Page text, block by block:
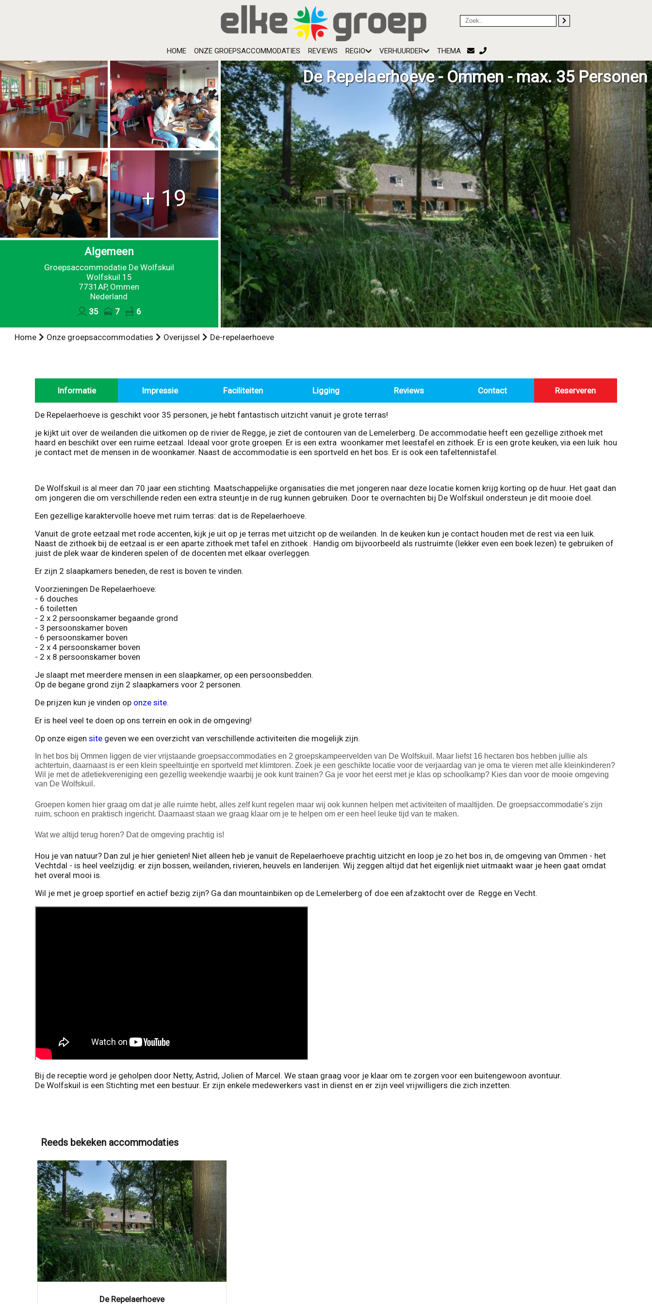
HOME ONZE GROEPSACCOMMODATIES REVIEWS REGIO VERHUURDER THEMA
De Repelaerhoeve - Ommen - max. 35 Personen
+ 19
Algemeen
Groepsaccommodatie De Wolfskuil
Wolfskuil 15
7731AP, Ommen
Nederland
35
7 6
Home Onze groepsaccommodaties Overijssel De-repelaerhoeve
Informatie Impressie Faciliteiten Ligging Reviews Contact Reserveren
De Repelaerhoeve is geschikt voor 35 personen, je hebt fantastisch uitzicht vanuit je grote terras!
je kijkt uit over de weilanden die uitkomen op de rivier de Regge, je ziet de contouren van de Lemelerberg. De accommodatie heeft een gezellige zithoek met
haard en beschikt over een ruime eetzaal. Ideaal voor grote groepen. Er is een extra woonkamer met leestafel en zithoek. Er is een grote keuken, via een luik hou
je contact met de mensen in de woonkamer. Naast de accommodatie is een sportveld en het bos. Er is ook een tafeltennistafel.
De Wolfskuil is al meer dan 70 jaar een stichting. Maatschappelijke organisaties die met jongeren naar deze locatie komen krijg korting op de huur. Het gaat dan
om jongeren die om verschillende reden een extra steuntje in de rug kunnen gebruiken. Door te overnachten bij De Wolfskuil ondersteun je dit mooie doel.
Een gezellige karaktervolle hoeve met ruim terras: dat is de Repelaerhoeve.
Vanuit de grote eetzaal met rode accenten, kijk je uit op je terras met uitzicht op de weilanden. In de keuken kun je contact houden met de rest via een luik.
Naast de zithoek bij de eetzaal is er een aparte zithoek met tafel en zithoek . Handig om bijvoorbeeld als rustruimte (lekker even een boek lezen) te gebruiken of
juist de plek waar de kinderen spelen of de docenten met elkaar overleggen.
Er zijn 2 slaapkamers beneden, de rest is boven te vinden.
Voorzieningen De Repelaerhoeve:
- 6 douches
- 6 toiletten
- 2 x 2 persoonskamer begaande grond
- 3 persoonskamer boven
- 6 persoonskamer boven
- 2 x 4 persoonskamer boven
- 2 x 8 persoonskamer boven
Je slaapt met meerdere mensen in een slaapkamer, op een persoonsbedden.
Op de begane grond zijn 2 slaapkamers voor 2 personen.
De prijzen kun je vinden op onze site.
Er is heel veel te doen op ons terrein en ook in de omgeving!
Op onze eigen site geven we een overzicht van verschillende activiteiten die mogelijk zijn.
In het bos bij Ommen liggen de vier vrijstaande groepsaccommodaties en 2 groepskampeervelden van De Wolfskuil. Maar liefst 16 hectaren bos hebben jullie als
achtertuin, daarnaast is er een klein speeltuintje en sportveld met klimtoren. Zoek je een geschikte locatie voor de verjaardag van je oma te vieren met alle kleinkinderen?
Wil je met de atletiekvereniging een gezellig weekendje waarbij je ook kunt trainen? Ga je voor het eerst met je klas op schoolkamp? Kies dan voor de mooie omgeving
van De Wolfskuil.
Groepen komen hier graag om dat je alle ruimte hebt, alles zelf kunt regelen maar wij ook kunnen helpen met activiteiten of maaltijden. De groepsaccommodatie's zijn
ruim, schoon en praktisch ingericht. Daarnaast staan we graag klaar om je te helpen om er een heel leuke tijd van te maken.
Wat we altijd terug horen? Dat de omgeving prachtig is!
Hou je van natuur? Dan zul je hier genieten! Niet alleen heb je vanuit de Repelaerhoeve prachtig uitzicht en loop je zo het bos in, de omgeving van Ommen - het
Vechtdal - is heel veelzijdig: er zijn bossen, weilanden, rivieren, heuvels en landerijen. Wij zeggen altijd dat het eigenlijk niet uitmaakt waar je heen gaat omdat
het overal mooi is.
Wil je met je groep sportief en actief bezig zijn? Ga dan mountainbiken op de Lemelerberg of doe een afzaktocht over de Regge en Vecht.
Bij de receptie word je geholpen door Netty, Astrid, Jolien of Marcel. We staan graag voor je klaar om te zorgen voor een buitengewoon avontuur.
De Wolfskuil is een Stichting met een bestuur. Er zijn enkele medewerkers vast in dienst en er zijn veel vrijwilligers die zich inzetten.
Reeds bekeken accommodaties
De Repelaerhoeve